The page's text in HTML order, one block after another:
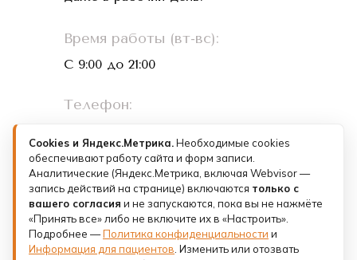
Телефон:
Время работы (вт-вс):
С 9:00 до 21:00
Юридическое лицо: ООО «ФК КЛИНИК»
Санкт-Петербург,
Политика конфиденциальности
Лицензии и документы
Cookies и Яндекс.Метрика.Необходимые cookies
обеспечивают работу сайта и форм записи.
Аналитические (Яндекс.Метрика, включая Webvisor —
запись действий на странице) включаются только с
вашего согласия и не запускаются, пока вы не нажмёте
«Принять все» либо не включите их в «Настроить».
Подробнее —Политика конфиденциальности и
Информация для пациентов . Изменить или отозвать